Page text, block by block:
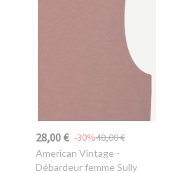
28,00 € 40,00 €
-30%
American Vintage -
Débardeur femme Sully